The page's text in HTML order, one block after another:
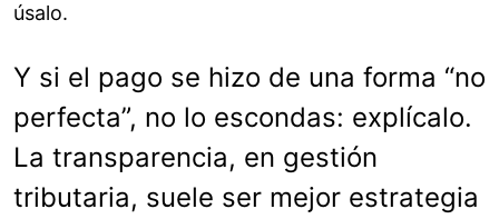
úsalo.
Y si el pago se hizo de una forma “no
perfecta”, no lo escondas: explícalo.
La transparencia, en gestión
tributaria, suele ser mejor estrategia